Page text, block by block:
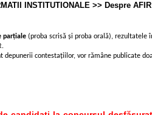
INSTITUTIONALE >> Despre
parțiale (proba scrisă și proba orală),
.
depunerii contestațiilor, vor rămâne publicate